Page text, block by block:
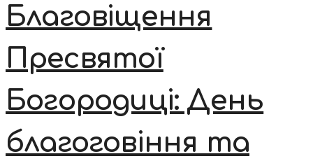
Благовіщення
Пресвятої
Богородиці: День
благоговіння та